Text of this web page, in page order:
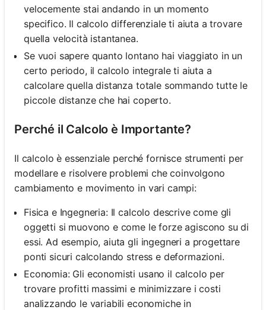
velocemente stai andando in un momento
specifico. Il calcolo differenziale ti aiuta a trovare
quella velocità istantanea.
Se vuoi sapere quanto lontano hai viaggiato in un
certo periodo, il calcolo integrale ti aiuta a
calcolare quella distanza totale sommando tutte le
piccole distanze che hai coperto.
Perché il Calcolo è Importante?
Il calcolo è essenziale perché fornisce strumenti per
modellare e risolvere problemi che coinvolgono
cambiamento e movimento in vari campi:
Fisica e Ingegneria: Il calcolo descrive come gli
oggetti si muovono e come le forze agiscono su di
essi. Ad esempio, aiuta gli ingegneri a progettare
ponti sicuri calcolando stress e deformazioni.
Economia: Gli economisti usano il calcolo per
trovare profitti massimi e minimizzare i costi
analizzando le variabili economiche in